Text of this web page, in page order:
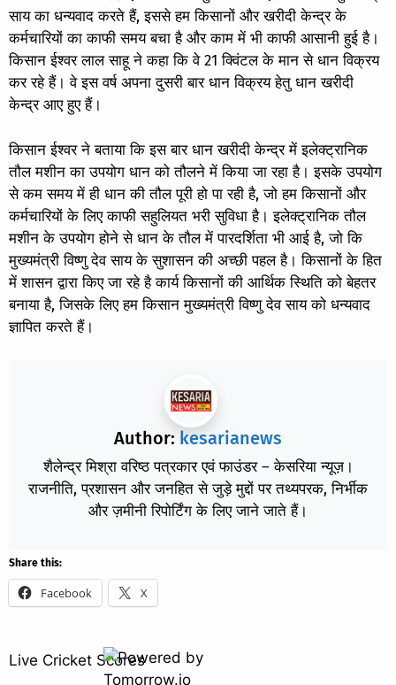
साय का धन्यवाद करते हैं, इससे हम किसानों और खरीदी केन्द्र के
कर्मचारियों का काफी समय बचा है और काम में भी काफी आसानी हुई है।
किसान ईश्वर लाल साहू ने कहा कि वे 21 क्विंटल के मान से धान विक्रय
कर रहे हैं। वे इस वर्ष अपना दुसरी बार धान विक्रय हेतु धान खरीदी
केन्द्र आए हुए हैं।
किसान ईश्वर ने बताया कि इस बार धान खरीदी केन्द्र में इलेक्ट्रानिक
तौल मशीन का उपयोग धान को तौलने में किया जा रहा है। इसके उपयोग
से कम समय में ही धान की तौल पूरी हो पा रही है, जो हम किसानों और
कर्मचारियों के लिए काफी सहुलियत भरी सुविधा है। इलेक्ट्रानिक तौल
मशीन के उपयोग होने से धान के तौल में पारदर्शिता भी आई है, जो कि
मुख्यमंत्री विष्णु देव साय के सुशासन की अच्छी पहल है। किसानों के हित
में शासन द्वारा किए जा रहे है कार्य किसानों की आर्थिक स्थिति को बेहतर
बनाया है, जिसके लिए हम किसान मुख्यमंत्री विष्णु देव साय को धन्यवाद
ज्ञापित करते हैं।
Author: kesarianews
शैलेन्द्र मिश्रा वरिष्ठ पत्रकार एवं फाउंडर – केसरिया न्यूज़।
राजनीति, प्रशासन और जनहित से जुड़े मुद्दों पर तथ्यपरक, निर्भीक
और ज़मीनी रिपोर्टिंग के लिए जाने जाते हैं।
Share this:
Facebook X
Live Cricket Scores